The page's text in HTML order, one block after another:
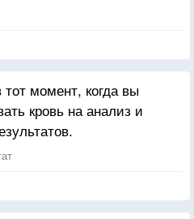
тот момент, когда вы
кровь на анализ и